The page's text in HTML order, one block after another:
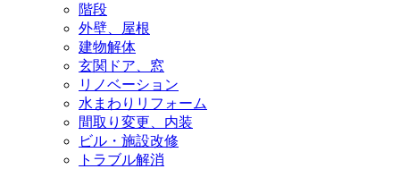
階段
外壁、屋根
建物解体
玄関ドア、窓
リノベーション
水まわりリフォーム
間取り変更、内装
ビル・施設改修
トラブル解消